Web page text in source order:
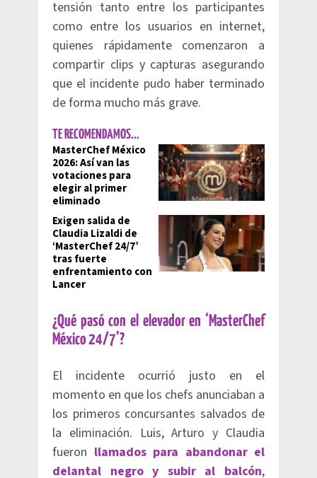
tensión tanto entre los participantes
como entre los usuarios en internet,
quienes rápidamente comenzaron a
compartir clips y capturas asegurando
que el incidente pudo haber terminado
de forma mucho más grave.
TE RECOMENDAMOS...
MasterChef México
2026: Así van las
votaciones para
elegir al primer
eliminado
Exigen salida de
Claudia Lizaldi de
‘MasterChef 24/7’
tras fuerte
enfrentamiento con
Lancer
¿Qué pasó con el elevador en ‘MasterChef
México 24/7’?
El incidente ocurrió justo en el
momento en que los chefs anunciaban a
los primeros concursantes salvados de
la eliminación. Luis, Arturo y Claudia
fueron llamados para abandonar el
delantal negro y subir al balcón,